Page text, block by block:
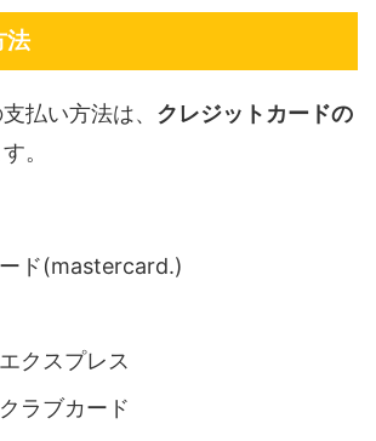
法
払い方法は、 クレジットカードの
。
ド(mastercard.)
クスプレス
ラブカード